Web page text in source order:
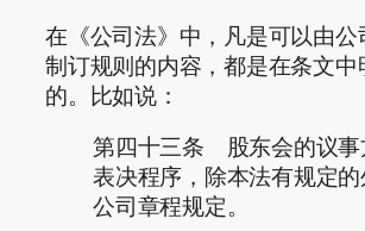
在《公司法》中，凡是可以由公
制订规则的内容，都是在条文中
的。比如说：
第四十三条 股东会的议事
表决程序，除本法有规定
公司章程规定。